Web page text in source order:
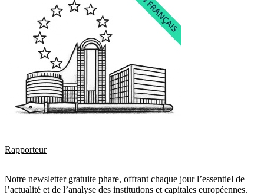
Rapporteur
Notre newsletter gratuite phare, offrant chaque jour l’essentiel de
l’actualité et de l’analyse des institutions et capitales européennes.